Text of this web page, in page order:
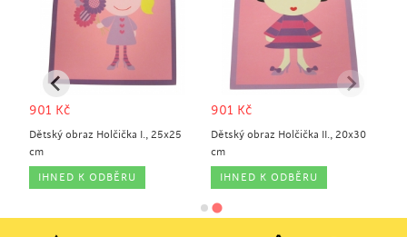
901 Kč
Dětský obraz Holčička I., 25x25
cm
IHNED K ODBĚRU
901 Kč
Dětský obraz Holčička II., 20x30
cm
IHNED K ODBĚRU